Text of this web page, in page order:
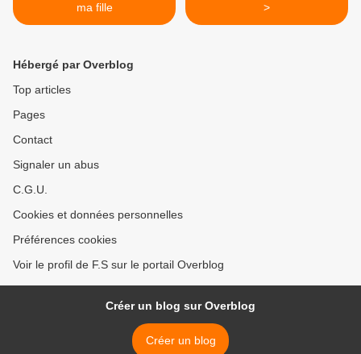
ma fille
>
Hébergé par Overblog
Top articles
Pages
Contact
Signaler un abus
C.G.U.
Cookies et données personnelles
Préférences cookies
Voir le profil de F.S sur le portail Overblog
Créer un blog sur Overblog
Créer un blog